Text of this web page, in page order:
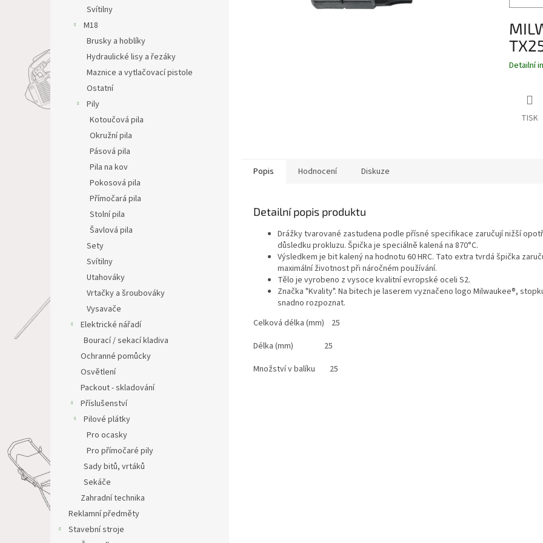
Svítilny
M18
Brusky a hoblíky
Hydraulické lisy a řezáky
Maznice a vytlačovací pistole
Ostatní
Pily
Kotoučová pila
Okružní pila
Pásová pila
Pila na kov
Pokosová pila
Přímočará pila
Stolní pila
Šavlová pila
Sety
Svítilny
Utahováky
Vrtačky a šroubováky
Vysavače
Elektrické nářadí
Bourací / sekací kladiva
Ochranné pomůcky
Osvětlení
Packout - skladování
Příslušenství
Pilové plátky
Pro ocasky
Pro přímočaré pily
Sady bitů, vrtáků
Sekáče
Zahradní technika
Reklamní předměty
Stavební stroje
Detailní
TISK
Popis Hodnocení Diskuze
Detailní popis produktu
Drážky tvarované zastudena podle přísné specifikace zaručují nižší
důsledku prokluzu. Špička je speciálně kalená na 870°C.
Výsledkem je bit kalený na hodnotu 60 HRC. Tato extra tvrdá špička
maximální životnost při náročném používání.
Tělo je vyrobeno z vysoce kvalitní evropské oceli S2.
Značka "Kvality". Na bitech je laserem vyznačeno logo Milwaukee®,
snadno rozpoznat.
Celková délka (mm) 25
Délka (mm) 25
Množství v balíku 25